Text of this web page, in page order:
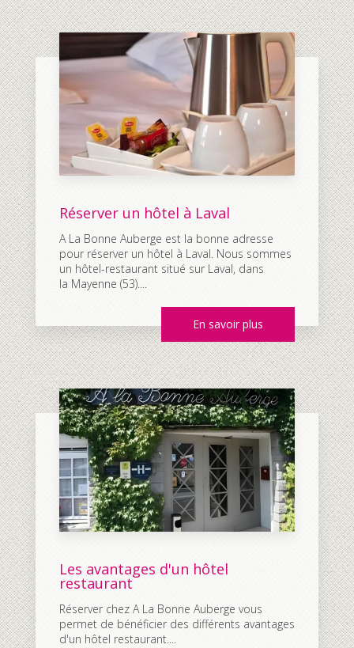
Réserver un hôtel à Laval
A La Bonne Auberge est la bonne adresse
pour réserver un hôtel à Laval. Nous sommes
un hôtel-restaurant situé sur Laval, dans
la Mayenne (53)....
En savoir plus
Les avantages d'un hôtel
restaurant
Réserver chez A La Bonne Auberge vous
permet de bénéficier des différents avantages
d'un hôtel restaurant....